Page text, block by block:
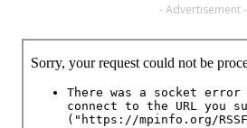
- Advertisement -